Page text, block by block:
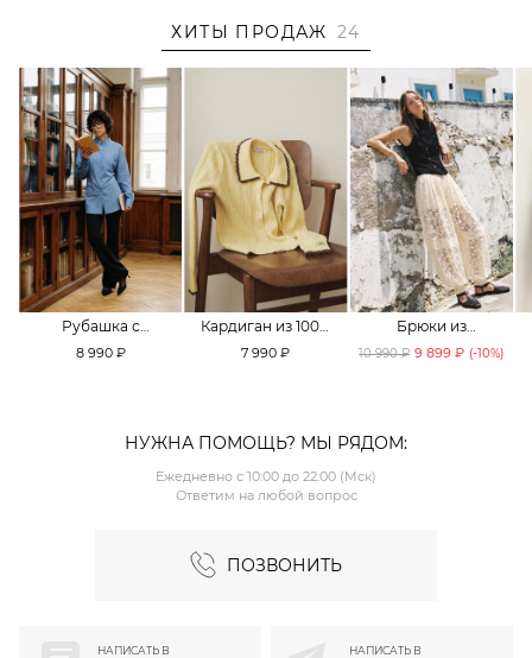
ХИТЫ ПРОДАЖ 24
Рубашка с
принтом «клетка»
8 990 ₽
Кардиган из 100%
хлопка TOPTOP
7 990 ₽
Брюки из
смесового хлопка
10 990 ₽ 9 899 ₽ (-10%)
НУЖНА ПОМОЩЬ? МЫ РЯДОМ:
ПОЗВОНИТЬ
Ежедневно с 10:00 до 22:00 (Мск)
Ответим на любой вопрос
НАПИСАТЬ В НАПИСАТЬ В